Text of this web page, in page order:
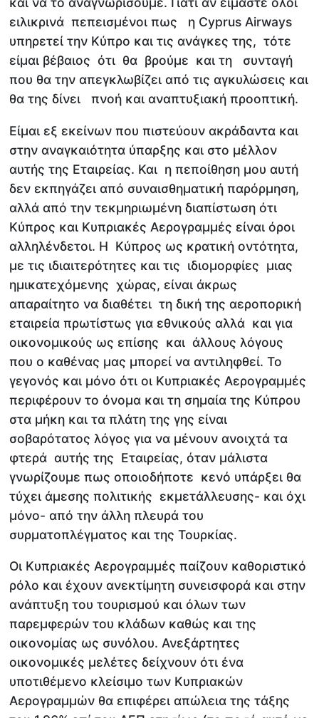
ειλικρινά πεπεισμένοι πως η Cyprus Airways
υπηρετεί την Κύπρο και τις ανάγκες της, τότε
είμαι βέβαιος ότι θα βρούμε και τη συνταγή
που θα την απεγκλωβίζει από τις αγκυλώσεις και
θα της δίνει πνοή και αναπτυξιακή προοπτική.
Είμαι εξ εκείνων που πιστεύουν ακράδαντα και
στην αναγκαιότητα ύπαρξης και στο μέλλον
αυτής της Εταιρείας. Και η πεποίθηση μου αυτή
δεν εκπηγάζει από συναισθηματική παρόρμηση,
αλλά από την τεκμηριωμένη διαπίστωση ότι
Κύπρος και Κυπριακές Αερογραμμές είναι όροι
αλληλένδετοι. Η Κύπρος ως κρατική οντότητα,
με τις ιδιαιτερότητες και τις ιδιομορφίες μιας
ημικατεχόμενης χώρας, είναι άκρως
απαραίτητο να διαθέτει τη δική της αεροπορική
εταιρεία πρωτίστως για εθνικούς αλλά και για
οικονομικούς ως επίσης και άλλους λόγους
που ο καθένας μας μπορεί να αντιληφθεί. Το
γεγονός και μόνο ότι οι Κυπριακές Αερογραμμές
περιφέρουν το όνομα και τη σημαία της Κύπρου
στα μήκη και τα πλάτη της γης είναι
σοβαρότατος λόγος για να μένουν ανοιχτά τα
φτερά αυτής της Εταιρείας, όταν μάλιστα
γνωρίζουμε πως οποιοδήποτε κενό υπάρξει θα
τύχει άμεσης πολιτικής εκμετάλλευσης- και όχι
μόνο- από την άλλη πλευρά του
συρματοπλέγματος και της Τουρκίας.
Οι Κυπριακές Αερογραμμές παίζουν καθοριστικό
ρόλο και έχουν ανεκτίμητη συνεισφορά και στην
ανάπτυξη του τουρισμού και όλων των
παρεμφερών του κλάδων καθώς και της
οικονομίας ως συνόλου. Ανεξάρτητες
οικονομικές μελέτες δείχνουν ότι ένα
υποτιθέμενο κλείσιμο των Κυπριακών
Αερογραμμών θα επιφέρει απώλεια της τάξης